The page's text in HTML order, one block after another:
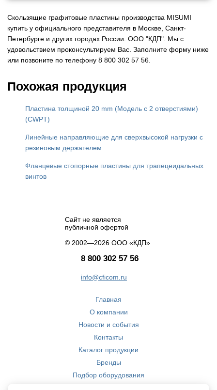
Скользящие графитовые пластины производства MISUMI
купить у официального представителя в Москве, Санкт-
Петербурге и других городах России. ООО "КДП". Мы с
удовольствием проконсультируем Вас. Заполните форму ниже
или позвоните по телефону 8 800 302 57 56.
Похожая продукция
Пластина толщиной 20 mm (Модель с 2 отверстиями)
(CWPT)
Линейные направляющие для сверхвысокой нагрузки с
резиновым держателем
Фланцевые стопорные пластины для трапецеидальных
винтов
Сайт не является
публичной офертой
© 2002—2026 ООО «КДП»
8 800 302 57 56
info@cficom.ru
Главная
О компании
Новости и события
Контакты
Каталог продукции
Бренды
Подбор оборудования